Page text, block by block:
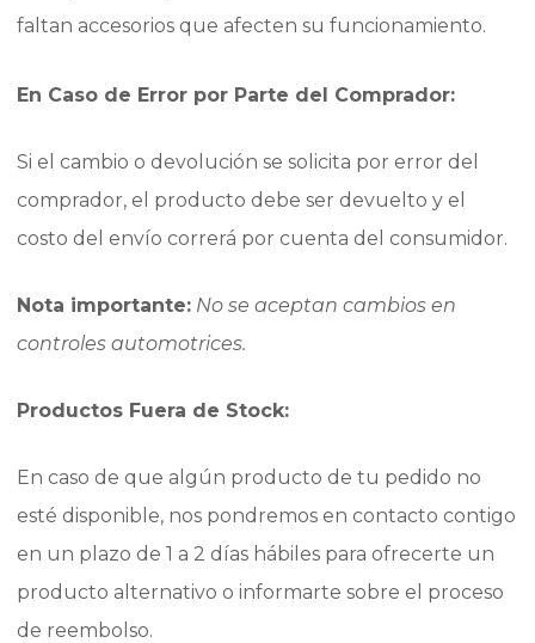
faltan accesorios que afecten su funcionamiento.
En Caso de Error por Parte del Comprador:
Si el cambio o devolución se solicita por error del
comprador, el producto debe ser devuelto y el
costo del envío correrá por cuenta del consumidor.
Nota importante: No se aceptan cambios en
controles automotrices.
Productos Fuera de Stock:
En caso de que algún producto de tu pedido no
esté disponible, nos pondremos en contacto contigo
en un plazo de 1 a 2 días hábiles para ofrecerte un
producto alternativo o informarte sobre el proceso
de reembolso.